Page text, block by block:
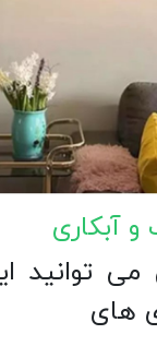
آبکاری
می توانید
های